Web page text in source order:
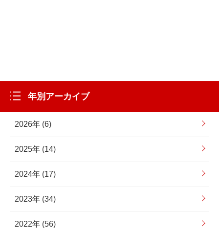
年別アーカイブ
2026年 (6)
2025年 (14)
2024年 (17)
2023年 (34)
2022年 (56)